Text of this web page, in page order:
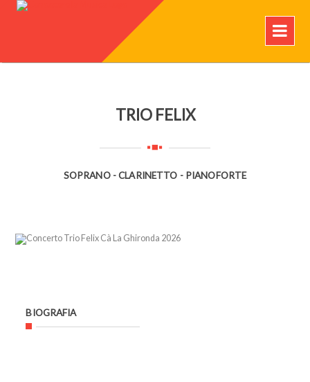
TRIO FELIX
SOPRANO - CLARINETTO - PIANOFORTE
BIOGRAFIA